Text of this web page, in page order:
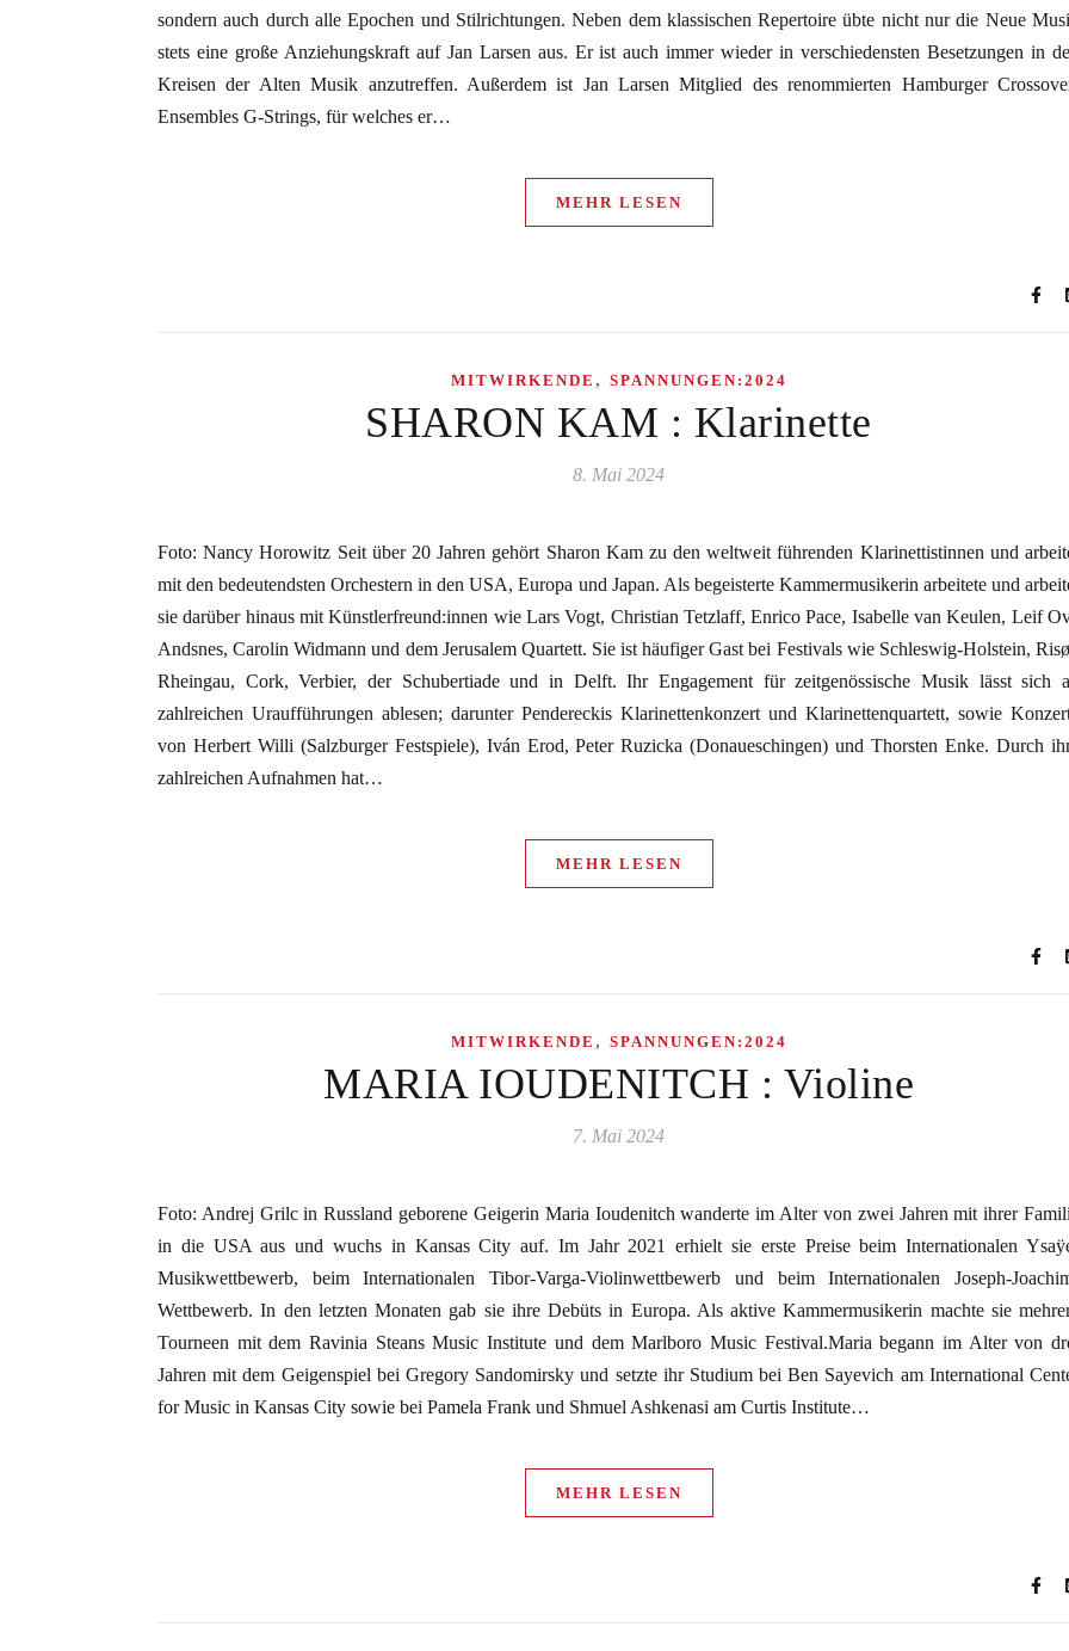
sondern auch durch alle Epochen und Stilrichtungen. Neben dem klassischen Repertoire übte nicht nur die Neue
stets eine große Anziehungskraft auf Jan Larsen aus. Er ist auch immer wieder in verschiedensten Besetzungen in
Kreisen der Alten Musik anzutreffen. Außerdem ist Jan Larsen Mitglied des renommierten Hamburger
Ensembles G-Strings, für welches er…
MEHR LESEN
MITWIRKENDE , SPANNUNGEN:2024
SHARON KAM : Klarinette
8. Mai 2024
Foto: Nancy Horowitz Seit über 20 Jahren gehört Sharon Kam zu den weltweit führenden Klarinettistinnen und
mit den bedeutendsten Orchestern in den USA, Europa und Japan. Als begeisterte Kammermusikerin arbeitete und
sie darüber hinaus mit Künstlerfreund:innen wie Lars Vogt, Christian Tetzlaff, Enrico Pace, Isabelle van Keulen, Leif
Andsnes, Carolin Widmann und dem Jerusalem Quartett. Sie ist häufiger Gast bei Festivals wie Schleswig-Holstein,
Rheingau, Cork, Verbier, der Schubertiade und in Delft. Ihr Engagement für zeitgenössische Musik lässt sich
zahlreichen Uraufführungen ablesen; darunter Pendereckis Klarinettenkonzert und Klarinettenquartett, sowie
von Herbert Willi (Salzburger Festspiele), Iván Erod, Peter Ruzicka (Donaueschingen) und Thorsten Enke. Durch
zahlreichen Aufnahmen hat…
MEHR LESEN
MITWIRKENDE , SPANNUNGEN:2024
MARIA IOUDENITCH : Violine
7. Mai 2024
Foto: Andrej Grilc in Russland geborene Geigerin Maria Ioudenitch wanderte im Alter von zwei Jahren mit ihrer
in die USA aus und wuchs in Kansas City auf. Im Jahr 2021 erhielt sie erste Preise beim Internationalen
Musikwettbewerb, beim Internationalen Tibor-Varga-Violinwettbewerb und beim Internationalen Joseph-
Wettbewerb. In den letzten Monaten gab sie ihre Debüts in Europa. Als aktive Kammermusikerin machte sie
Tourneen mit dem Ravinia Steans Music Institute und dem Marlboro Music Festival.Maria begann im Alter von
Jahren mit dem Geigenspiel bei Gregory Sandomirsky und setzte ihr Studium bei Ben Sayevich am International
for Music in Kansas City sowie bei Pamela Frank und Shmuel Ashkenasi am Curtis Institute…
MEHR LESEN